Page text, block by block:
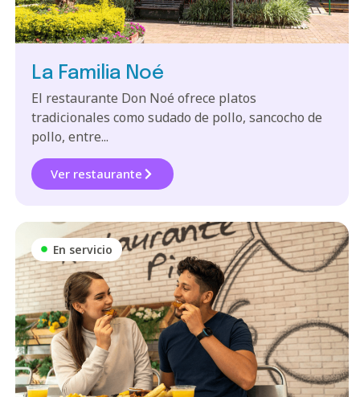
La Familia Noé
El restaurante Don Noé ofrece platos
tradicionales como sudado de pollo, sancocho de
pollo, entre...
Ver restaurante
En servicio